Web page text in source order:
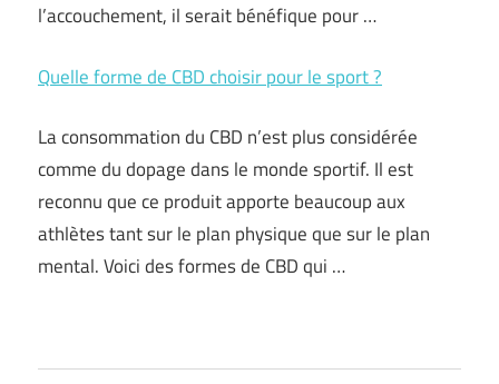
l’accouchement, il serait bénéfique pour …
Quelle forme de CBD choisir pour le sport ?
La consommation du CBD n’est plus considérée
comme du dopage dans le monde sportif. Il est
reconnu que ce produit apporte beaucoup aux
athlètes tant sur le plan physique que sur le plan
mental. Voici des formes de CBD qui …